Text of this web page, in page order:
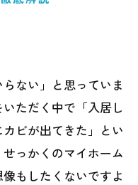
ない」と思っていま
ただく中で「入居し
ビが出てきた」とい
っかくのマイホーム
もしたくないですよ